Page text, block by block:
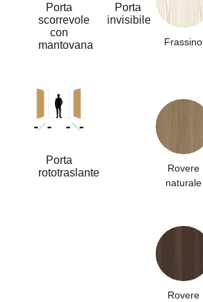
Porta
scorrevole
con
mantovana
Porta
invisibile
Porta
rototraslante
Frassino
Rovere
naturale
Rovere